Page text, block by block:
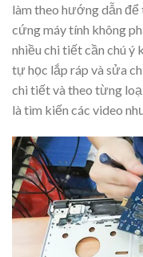
làm theo hướng dẫn để
cứng máy tính không
nhiều chi tiết cần chú ý
tự học lắp ráp và sửa
chi tiết và theo từng
là tìm kiến các video